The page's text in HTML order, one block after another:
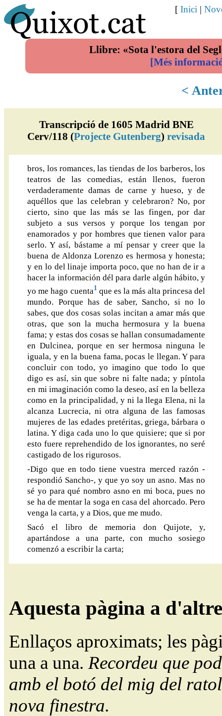
Llibre: «Sota l'estora del
[Més
[ Inici |
<
Transcripció de 1605 Madrid BNE
Cerv/118 (Projecte Gutenberg)revisada
bros, los romances, las tiendas de los barberos, los
teatros de las comedias, están llenos, fueron
verdaderamente damas de carne y hueso, y de
aquéllos que las celebran y celebraron? No, por
cierto, sino que las más se las fingen, por dar
subjeto a sus versos y porque los tengan por
enamorados y por hombres que tienen valor para
serlo. Y así, bástame a mí pensar y creer que la
buena de Aldonza Lorenzo es hermosa y honesta;
y en lo del linaje importa poco, que no han de ir a
hacer la información dél para darle algún hábito, y
yo me hago cuenta1que es la más alta princesa del
mundo. Porque has de saber, Sancho, si no lo
sabes, que dos cosas solas incitan a amar más que
otras, que son la mucha hermosura y la buena
fama; y estas dos cosas se hallan consumadamente
en Dulcinea, porque en ser hermosa ninguna le
iguala, y en la buena fama, pocas le llegan. Y para
concluir con todo, yo imagino que todo lo que
digo es así, sin que sobre ni falte nada; y píntola
en mi imaginación como la deseo, así en la belleza
como en la principalidad, y ni la llega Elena, ni la
alcanza Lucrecia, ni otra alguna de las famosas
mujeres de las edades pretéritas, griega, bárbara o
latina. Y diga cada uno lo que quisiere; que si por
esto fuere reprehendido de los ignorantes, no seré
castigado de los rigurosos.
-Digo que en todo tiene vuestra merced razón -
respondió Sancho-, y que yo soy un asno. Mas no
sé yo para qué nombro asno en mi boca, pues no
se ha de mentar la soga en casa del ahorcado. Pero
venga la carta, y a Dios, que me mudo.
Sacó el libro de memoria don Quijote, y,
apartándose a una parte, con mucho sosiego
comenzó a escribir la carta;
Aquesta pàgina a
Enllaços aproximats; les
una a una. Recordeu que
amb el botó del mig del
nova finestra.